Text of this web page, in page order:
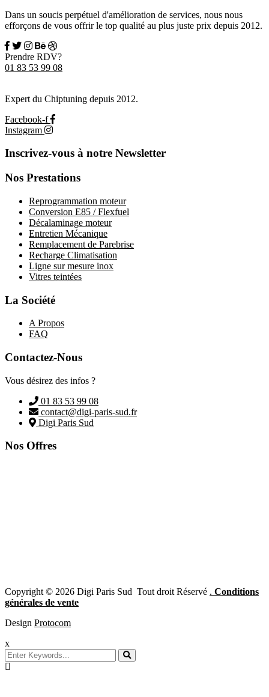
Dans un soucis perpétuel d'amélioration de services, nous nous
efforçons de vous offrir le top qualité au plus juste prix depuis 2012.
Prendre RDV?
01 83 53 99 08
Expert du Chiptuning depuis 2012.
Facebook-f
Instagram
Inscrivez-vous à notre Newsletter
Nos Prestations
Reprogrammation moteur
Conversion E85 / Flexfuel
Décalaminage moteur
Entretien Mécanique
Remplacement de Parebrise
Recharge Climatisation
Ligne sur mesure inox
Vitres teintées
La Société
A Propos
FAQ
Contactez-Nous
Vous désirez des infos ?
01 83 53 99 08
contact@digi-paris-sud.fr
Digi Paris Sud
Nos Offres
Copyright © 2026 Digi Paris Sud Tout droit Réservé . Conditions
générales de vente
Design Protocom
x